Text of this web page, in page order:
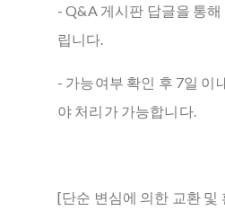
- Q&A 게시판 답글을 통
립니다.
- 가능여부 확인 후 7일 이
야 처리가 가능합니다.
[단순 변심에 의한 교환 및